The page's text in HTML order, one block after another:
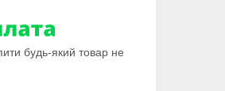
будь-який товар не